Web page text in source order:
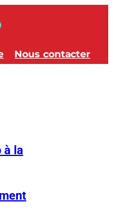
Nous contacter
à la